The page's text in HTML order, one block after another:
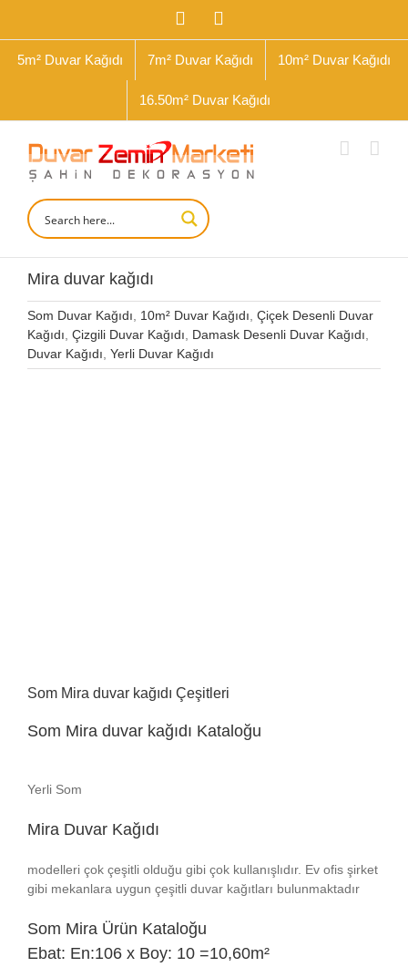
Facebook
5m² Duvar Kağıdı 7m² Duvar Kağıdı 10m² Duvar Kağıdı
16.50m² Duvar Kağıdı
Mira duvar kağıdı
Som Duvar Kağıdı 10m² Duvar Kağıdı Çiçek Desenli Duvar
Kağıdı Çizgili Duvar Kağıdı Damask Desenli Duvar Kağıdı
Duvar Kağıdı Yerli Duvar Kağıdı
Som Mira duvar kağıdı Çeşitleri
Som Mira duvar kağıdı Kataloğu
Yerli Som
Mira Duvar Kağıdı
modelleri çok çeşitli olduğu gibi çok kullanışlıdır. Ev ofis şirket
gibi mekanlara uygun çeşitli duvar kağıtları bulunmaktadır
Som Mira Ürün Kataloğu
Ebat: En:106 x Boy: 10 =10,60m²